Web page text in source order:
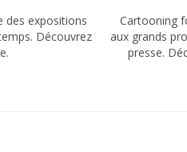
des expositions
Découvrez
Cartooning
aux grands
presse.